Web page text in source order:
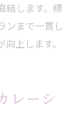
結します。標
ンまで一貫し
上します。
レーシ